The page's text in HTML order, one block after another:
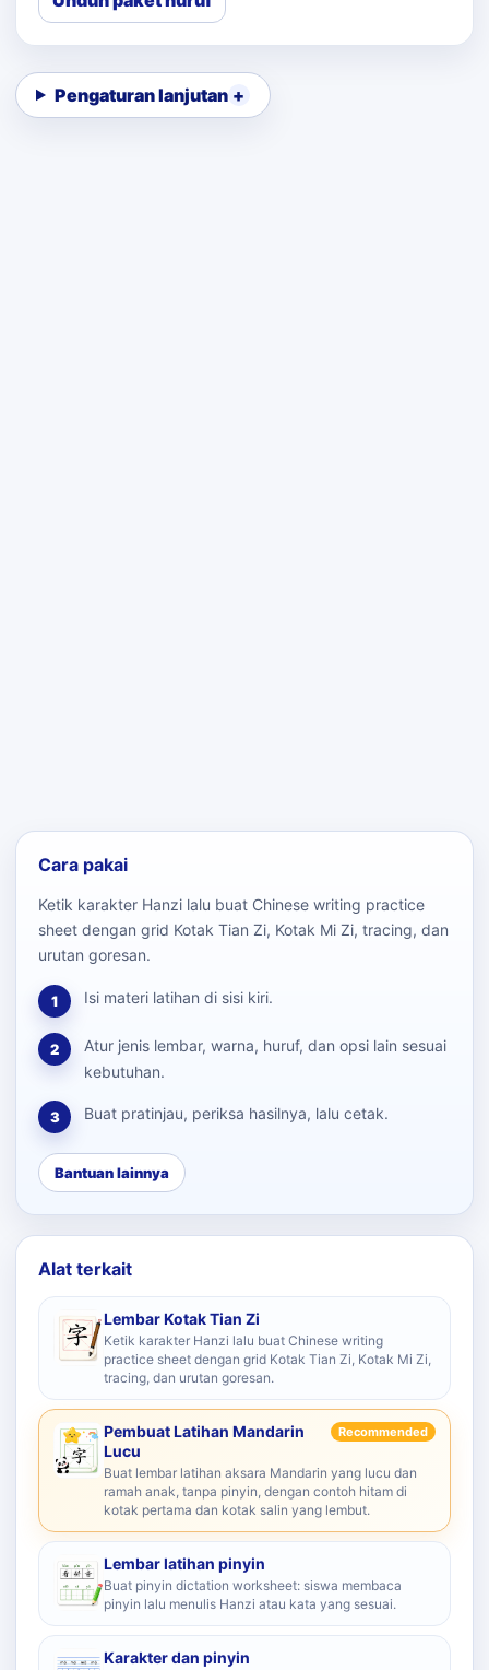
Pengaturan lanjutan
Cara pakai
Ketik karakter Hanzi lalu buat Chinese writing practice
sheet dengan grid Kotak Tian Zi, Kotak Mi Zi, tracing, dan
urutan goresan.
1 Isi materi latihan di sisi kiri.
2
Atur jenis lembar, warna, huruf, dan opsi lain sesuai
kebutuhan.
3 Buat pratinjau, periksa hasilnya, lalu cetak.
Bantuan lainnya
Alat terkait
Lembar Kotak Tian Zi
Ketik karakter Hanzi lalu buat Chinese writing
practice sheet dengan grid Kotak Tian Zi, Kotak Mi Zi,
tracing, dan urutan goresan.
Pembuat Latihan Mandarin
Lucu
Recommended
Buat lembar latihan aksara Mandarin yang lucu dan
ramah anak, tanpa pinyin, dengan contoh hitam di
kotak pertama dan kotak salin yang lembut.
Lembar latihan pinyin
Buat pinyin dictation worksheet: siswa membaca
pinyin lalu menulis Hanzi atau kata yang sesuai.
Karakter dan pinyin